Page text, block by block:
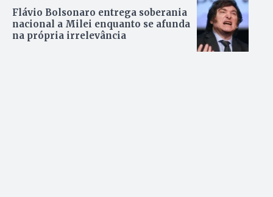
Flávio Bolsonaro entrega soberania
nacional a Milei enquanto se afunda
na própria irrelevância